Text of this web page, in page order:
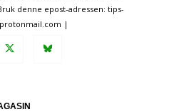
denne epost-adressen: tips-
|